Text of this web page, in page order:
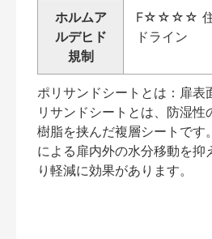
ホルムア
ルデヒド
規制
F☆☆☆☆ 住
ドライン
ポリサンドシートとは：扉表
リサンドシートとは、防湿性
樹脂を挟んだ複層シートです
による扉内外の水分移動を抑
り軽減に効果があります。